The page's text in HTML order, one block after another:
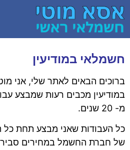
חשמלאי במודיעין
ברוכים הבאים לאתר שלי, אני
במודיעין מכבים רעות שמבצע
מ- 20 שנים.
כל העבודות שאני מבצע תחת כל
של חברת החשמל במחירים